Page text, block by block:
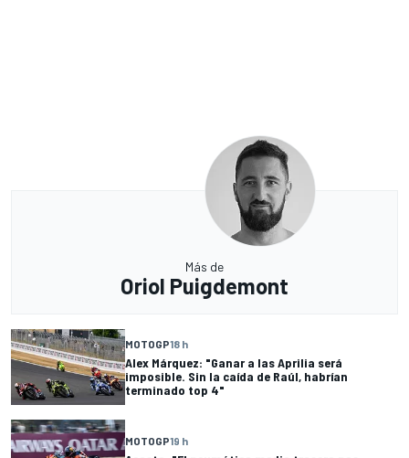
Más de
Oriol Puigdemont
MOTOGP18 h
Alex Márquez: "Ganar a las Aprilia será
imposible. Sin la caída de Raúl, habrían
terminado top 4"
MOTOGP19 h